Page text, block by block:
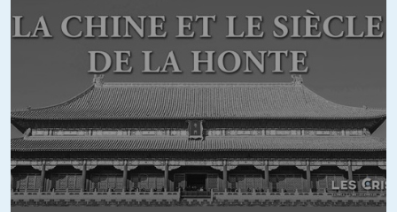
Aux Etats-Unis, la base monétaire était de 800 milliards de dollars en
2008. Depuis, elle a explosé. Aujourd’hui, elle est de 4500 milliards de
Regardez le graphique 4 :
http://cib.natixis.com/flushdoc.aspx?id=79791
Aux Etats-Unis, cette création de monnaie par la banque centrale n’a
pas du tout profité à l’économie réelle.